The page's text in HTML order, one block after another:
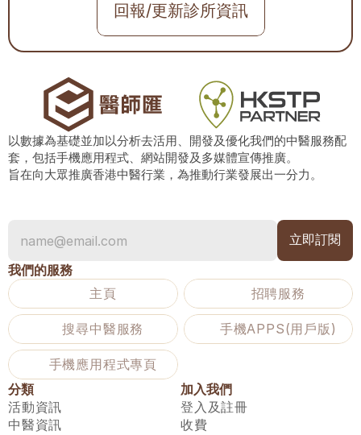
回報/更新診所資訊
以數據為基礎並加以分析去活用、開發及優化我們的中醫服務配
套，包括手機應用程式、網站開發及多媒體宣傳推廣。
旨在向大眾推廣香港中醫行業，為推動行業發展出一分力。
我們的服務
主頁
招聘服務
搜尋中醫服務 手機APPS(用戶版)
手機應用程式專頁
分類
活動資訊
中醫資訊
加入我們
登入及註冊
收費